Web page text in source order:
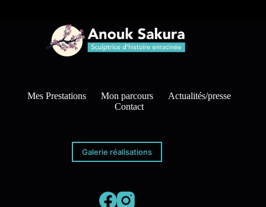
Mes Prestations Mon parcours
Actualités/presse
Contact
Galerie réalisations